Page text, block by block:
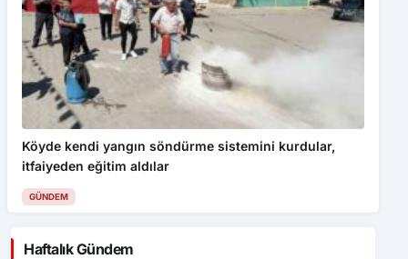
Köyde kendi yangın söndürme sistemini kurdular,
itfaiyeden eğitim aldılar
GÜNDEM
Haftalık Gündem